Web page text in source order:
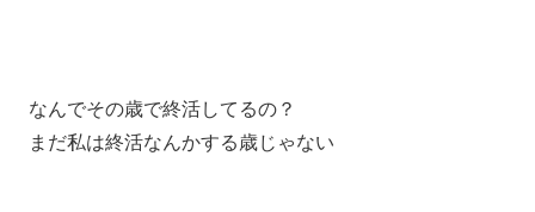
なんでその歳で終活してるの？
まだ私は終活なんかする歳じゃない